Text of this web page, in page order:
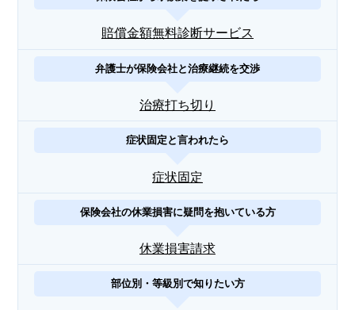
賠償金額無料診断サービス
弁護士が保険会社と治療継続を交渉
治療打ち切り
症状固定と言われたら
症状固定
保険会社の休業損害に疑問を抱いている方
休業損害請求
部位別・等級別で知りたい方